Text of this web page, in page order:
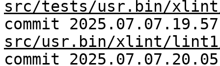
src/tests/usr.bin/
commit
src/usr.bin/xlint/
commit